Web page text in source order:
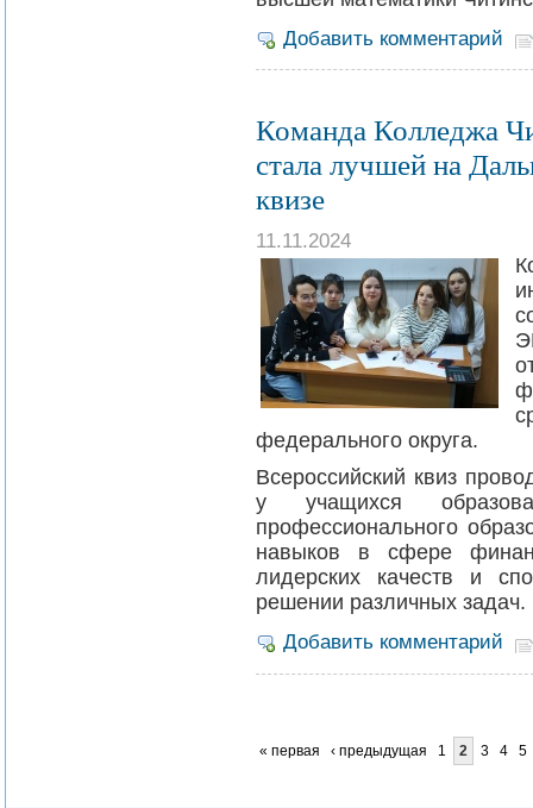
Добавить комментарий
Команда Колледжа
стала лучшей на
квизе
11.11.2024
федерального округа.
Всероссийский квиз
у учащихся
профессионального
навыков в сфере
лидерских качеств и
решении различных задач.
Добавить комментарий
« первая ‹ предыдущая 1 2 3 4 5